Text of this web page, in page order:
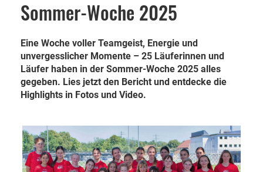
Sommer-Woche 2025
Eine Woche voller Teamgeist, Energie und
unvergesslicher Momente – 25 Läuferinnen und
Läufer haben in der Sommer-Woche 2025 alles
gegeben. Lies jetzt den Bericht und entdecke die
Highlights in Fotos und Video.